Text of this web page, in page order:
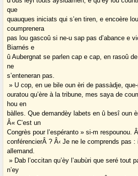
que
quauques iniciats qui s’en tiren, e encoère
coumprenera
pas lou gascoû si ne-u sap pas d’abance e
Biarnés e
û Aubergnat se parlen cap e cap, en rasoû
ne
s’enteneran pas.
» U cop, en ue bile oun èri de passàdje,
ouratou qu’ère à la tribune, mes saya de
hou en
bàlles. Que demandèy labets en û besî oun
Â« C’est un
Congrès pour l’espéranto » si-m respounou.
conférencierÂ ? Â‹ Je ne le comprends pas :
allemand.
» Dab l’occitan qu’èy l’aubùri que seré tout
n’ey